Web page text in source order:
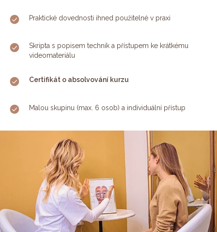
Praktické dovednosti ihned použitelné v praxi
Skripta s popisem technik a přístupem ke krátkému
videomateriálu
Certifikát o absolvování kurzu
Malou skupinu (max. 6 osob) a individuální přístup